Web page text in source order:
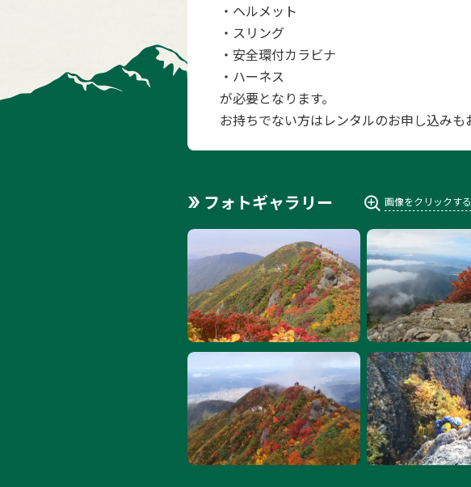
・ヘルメット
・スリング
・安全環付カラビナ
・ハーネス
が必要となります。
お持ちでない方はレンタルのお申し込みも
フォトギャラリー 画像をクリックす